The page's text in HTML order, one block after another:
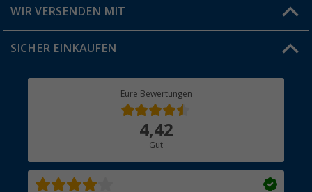
Jobs & Karriere
Versandinformationen
Rücksendung
WIR VERSENDEN MIT
SICHER EINKAUFEN
Eure Bewertungen
4,42
Gut